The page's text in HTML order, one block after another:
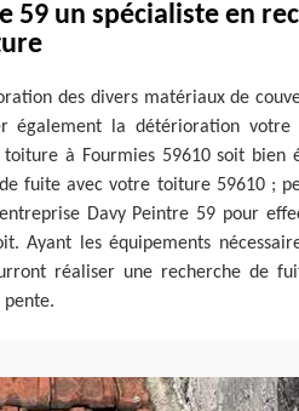
59 un spécialiste en
des divers matériaux de
également la détérioration
à Fourmies 59610 soit bien
fuite avec votre toiture 59610 ;
Davy Peintre 59 pour
Ayant les équipements
réaliser une recherche de